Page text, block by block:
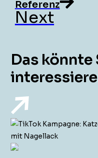
Referenz
Next
Das könnte